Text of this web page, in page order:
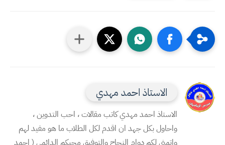
الاستاذ احمد مهدي
الاستاذ احمد مهدي كاتب مقالات ، احب التدوين ،
واحاول بكل جهد ان اقدم لكل الطلاب ما هو مفيد لهم
واتمنى لكم دوام النجاح والتوفيق محبكم الدائمي ( احمد